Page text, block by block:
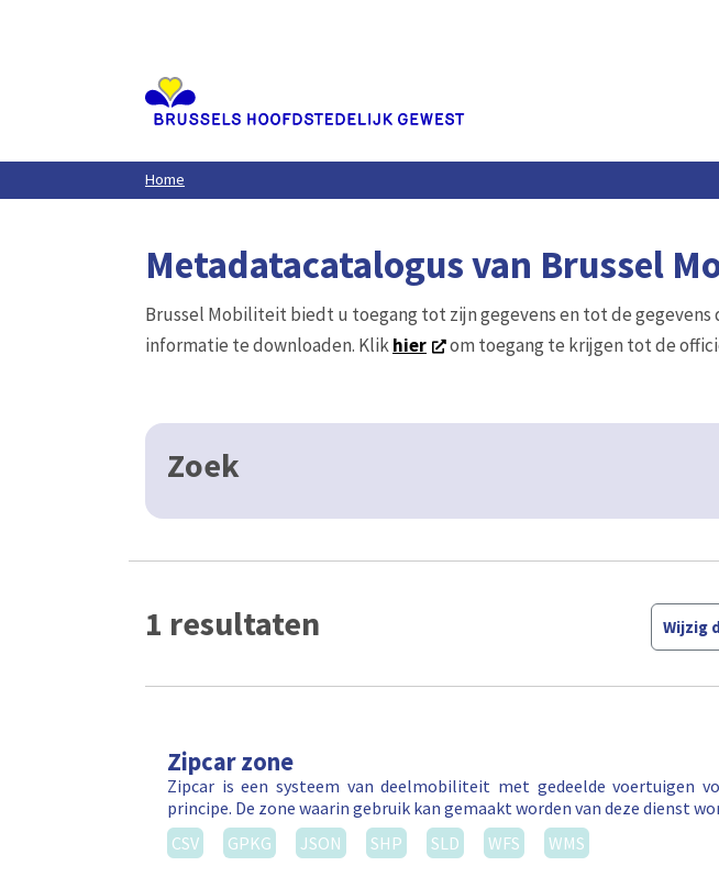
Home
Metadatacatalogus van Brussel
Brussel Mobiliteit biedt u toegang tot zijn gegevens en tot de
informatie te downloaden. Klikhier om toegang te krijgen tot de
Zoek
1 resultaten Wijzig
Zipcar zone
Zipcar is een systeem van deelmobiliteit met gedeelde voertuigen
principe. De zone waarin gebruik kan gemaakt worden van deze dienst
CSV
GPKG JSON SHP SLD WFS WMS